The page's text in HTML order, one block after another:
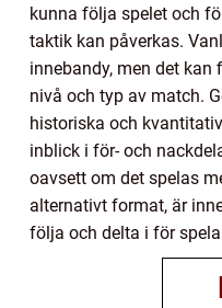
kunna följa spelet och
taktik kan påverkas.
innebandy, men det kan
nivå och typ av match.
historiska och
inblick i för- och
oavsett om det spelas
alternativt format, är
följa och delta i för